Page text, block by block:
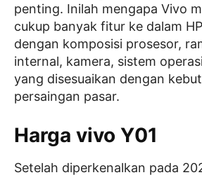
penting. Inilah mengapa Vivo
cukup banyak fitur ke dalam
dengan komposisi prosesor,
internal, kamera, sistem
yang disesuaikan dengan
persaingan pasar.
Harga vivo Y01
Setelah diperkenalkan pada